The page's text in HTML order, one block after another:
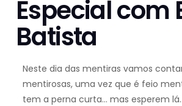
Especial com
Batista
Neste dia das mentiras vamos
mentirosas, uma vez que é feio
tem a perna curta… mas esperem